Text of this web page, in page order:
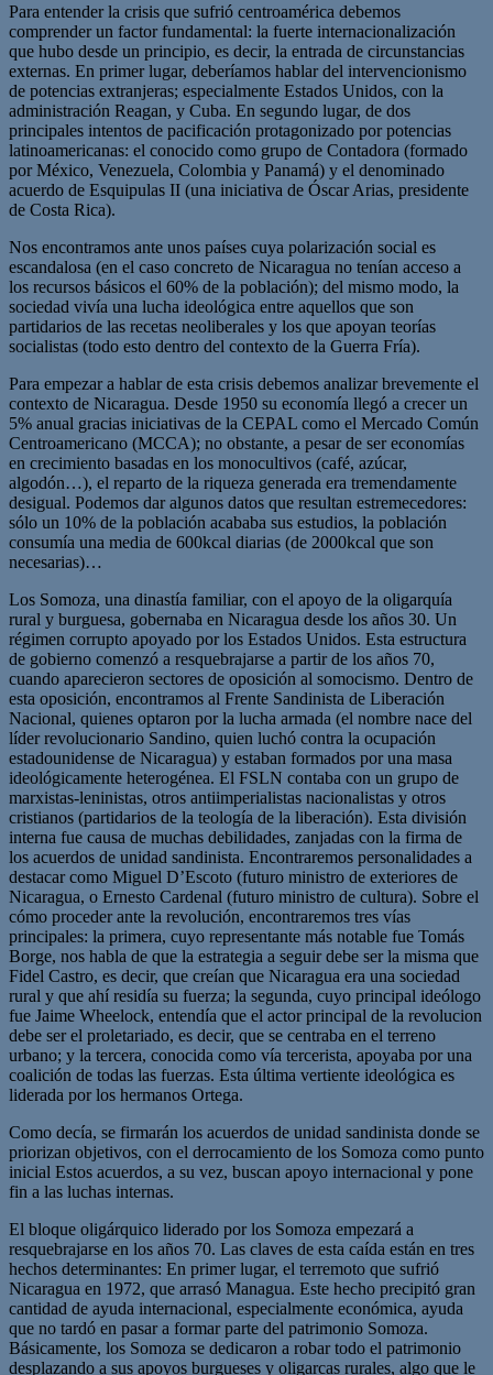
Para entender la crisis que sufrió centroamérica debemos
comprender un factor fundamental: la fuerte internacionalización
que hubo desde un principio, es decir, la entrada de circunstancias
externas. En primer lugar, deberíamos hablar del intervencionismo
de potencias extranjeras; especialmente Estados Unidos, con la
administración Reagan, y Cuba. En segundo lugar, de dos
principales intentos de pacificación protagonizado por potencias
latinoamericanas: el conocido como grupo de Contadora (formado
por México, Venezuela, Colombia y Panamá) y el denominado
acuerdo de Esquipulas II (una iniciativa de Óscar Arias, presidente
de Costa Rica).
Nos encontramos ante unos países cuya polarización social es
escandalosa (en el caso concreto de Nicaragua no tenían acceso a
los recursos básicos el 60% de la población); del mismo modo, la
sociedad vivía una lucha ideológica entre aquellos que son
partidarios de las recetas neoliberales y los que apoyan teorías
socialistas (todo esto dentro del contexto de la Guerra Fría).
Para empezar a hablar de esta crisis debemos analizar brevemente el
contexto de Nicaragua. Desde 1950 su economía llegó a crecer un
5% anual gracias iniciativas de la CEPAL como el Mercado Común
Centroamericano (MCCA); no obstante, a pesar de ser economías
en crecimiento basadas en los monocultivos (café, azúcar,
algodón…), el reparto de la riqueza generada era tremendamente
desigual. Podemos dar algunos datos que resultan estremecedores:
sólo un 10% de la población acababa sus estudios, la población
consumía una media de 600kcal diarias (de 2000kcal que son
necesarias)…
Los Somoza, una dinastía familiar, con el apoyo de la oligarquía
rural y burguesa, gobernaba en Nicaragua desde los años 30. Un
régimen corrupto apoyado por los Estados Unidos. Esta estructura
de gobierno comenzó a resquebrajarse a partir de los años 70,
cuando aparecieron sectores de oposición al somocismo. Dentro de
esta oposición, encontramos al Frente Sandinista de Liberación
Nacional, quienes optaron por la lucha armada (el nombre nace del
líder revolucionario Sandino, quien luchó contra la ocupación
estadounidense de Nicaragua) y estaban formados por una masa
ideológicamente heterogénea. El FSLN contaba con un grupo de
marxistas-leninistas, otros antiimperialistas nacionalistas y otros
cristianos (partidarios de la teología de la liberación). Esta división
interna fue causa de muchas debilidades, zanjadas con la firma de
los acuerdos de unidad sandinista. Encontraremos personalidades a
destacar como Miguel D’Escoto (futuro ministro de exteriores de
Nicaragua, o Ernesto Cardenal (futuro ministro de cultura). Sobre el
cómo proceder ante la revolución, encontraremos tres vías
principales: la primera, cuyo representante más notable fue Tomás
Borge, nos habla de que la estrategia a seguir debe ser la misma que
Fidel Castro, es decir, que creían que Nicaragua era una sociedad
rural y que ahí residía su fuerza; la segunda, cuyo principal ideólogo
fue Jaime Wheelock, entendía que el actor principal de la revolucion
debe ser el proletariado, es decir, que se centraba en el terreno
urbano; y la tercera, conocida como vía tercerista, apoyaba por una
coalición de todas las fuerzas. Esta última vertiente ideológica es
liderada por los hermanos Ortega.
Como decía, se firmarán los acuerdos de unidad sandinista donde se
priorizan objetivos, con el derrocamiento de los Somoza como punto
inicial Estos acuerdos, a su vez, buscan apoyo internacional y pone
fin a las luchas internas.
El bloque oligárquico liderado por los Somoza empezará a
resquebrajarse en los años 70. Las claves de esta caída están en tres
hechos determinantes: En primer lugar, el terremoto que sufrió
Nicaragua en 1972, que arrasó Managua. Este hecho precipitó gran
cantidad de ayuda internacional, especialmente económica, ayuda
que no tardó en pasar a formar parte del patrimonio Somoza.
Básicamente, los Somoza se dedicaron a robar todo el patrimonio
desplazando a sus apoyos burgueses y oligarcas rurales, algo que le